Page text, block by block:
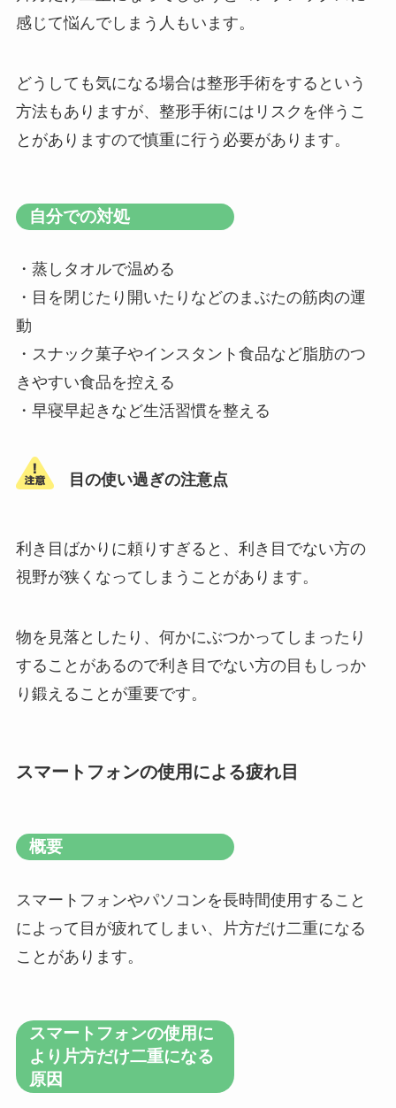
感じて悩んでしまう人もいます。
どうしても気になる場合は整形手術をするという
方法もありますが、整形手術にはリスクを伴うこ
とがありますので慎重に行う必要があります。
自分での対処
・蒸しタオルで温める
・目を閉じたり開いたりなどのまぶたの筋肉の運
動
・スナック菓子やインスタント食品など脂肪のつ
きやすい食品を控える
・早寝早起きなど生活習慣を整える
目の使い過ぎの注意点
利き目ばかりに頼りすぎると、利き目でない方の
視野が狭くなってしまうことがあります。
物を見落としたり、何かにぶつかってしまったり
することがあるので利き目でない方の目もしっか
り鍛えることが重要です。
スマートフォンの使用による疲れ目
概要
スマートフォンやパソコンを長時間使用すること
によって目が疲れてしまい、片方だけ二重になる
ことがあります。
スマートフォンの使用に
より片方だけ二重になる
原因